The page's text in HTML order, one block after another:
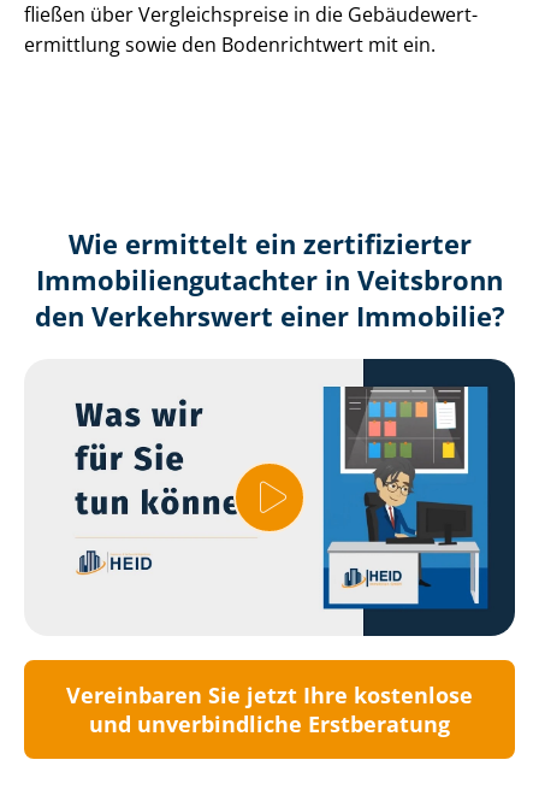
fließen über Ver­gleichs­prei­se in die Ge­bäu­de­wert­
ermitt­lung sowie den Bodenrichtwert mit ein.
Wie ermittelt ein zertifizierter
Immobilien­gutachter in Veitsbronn
den Verkehrswert einer Immobilie?
Vereinbaren Sie jetzt Ihre kostenlose
und unverbindliche Erstberatung